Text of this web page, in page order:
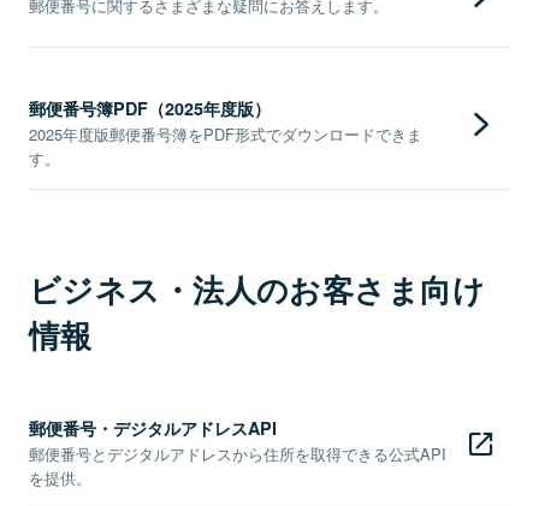
郵便番号に関するさまざまな疑問にお答えします。
郵便番号簿PDF（2025年度版）
2025年度版郵便番号簿をPDF形式でダウンロードできま
す。
ビジネス・法人のお客さま向け
情報
郵便番号・デジタルアドレスAPI
郵便番号とデジタルアドレスから住所を取得できる公式API
を提供。